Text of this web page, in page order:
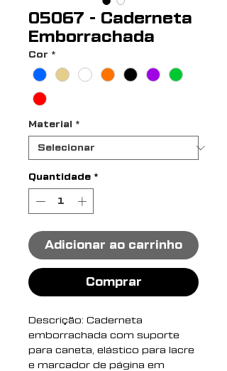
05067 - Caderneta
Emborrachada
Cor *
Material *
Quantidade *
Adicionar ao carrinho
Comprar
Descrição: Caderneta
emborrachada com suporte
para caneta, elástico para lacre
e marcador de página em